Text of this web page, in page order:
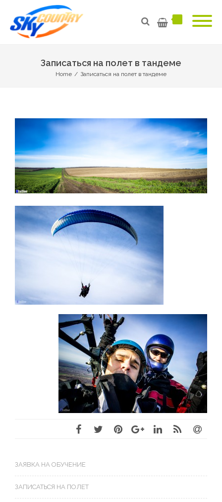
Записаться на полет в тандеме
Home / Записаться на полет в тандеме
ЗАЯВКА НА ОБУЧЕНИЕ
ЗАПИСАТЬСЯ НА ПОЛЕТ